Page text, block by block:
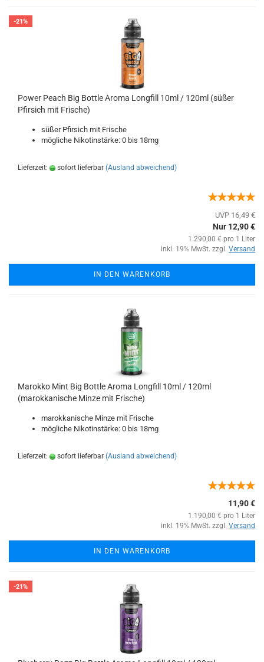
-21%
Power Peach Big Bottle Aroma Longfill 10ml / 120ml (süßer
Pfirsich mit Frische)
süßer Pfirsich mit Frische
mögliche Nikotinstärke: 0 bis 18mg
Lieferzeit: sofort lieferbar (Ausland abweichend)
UVP 16,49 €
Nur 12,90 €
1.290,00 € pro 1 Liter
inkl. 19% MwSt. zzgl. Versand
IN DEN WARENKORB
Marokko Mint Big Bottle Aroma Longfill 10ml / 120ml
(marokkanische Minze mit Frische)
marokkanische Minze mit Frische
mögliche Nikotinstärke: 0 bis 18mg
Lieferzeit: sofort lieferbar (Ausland abweichend)
11,90 €
1.190,00 € pro 1 Liter
inkl. 19% MwSt. zzgl. Versand
IN DEN WARENKORB
-21%